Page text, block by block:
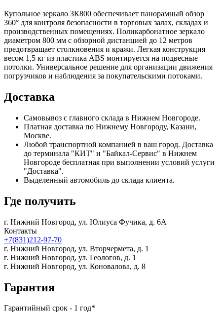
Купольное зеркало ЗК800 обеспечивает панорамный обзор
360° для контроля безопасности в торговых залах, складах и
производственных помещениях. Поликарбонатное зеркало
диаметром 800 мм с обзорной дистанцией до 12 метров
предотвращает столкновения и кражи. Легкая конструкция
весом 1,5 кг из пластика ABS монтируется на подвесные
потолки. Универсальное решение для организации движения
погрузчиков и наблюдения за покупательскими потоками.
Доставка
Самовывоз с главного склада в Нижнем Новгороде.
Платная доставка по Нижнему Новгороду, Казани,
Москве.
Любой транспортной компанией в ваш город. Доставка
до терминала "КИТ" и "Байкал-Сервис" в Нижнем
Новгороде бесплатная при выполнении условий услуги
"Доставка".
Выделенный автомобиль до склада клиента.
Где получить
г. Нижний Новгород, ул. Юлиуса Фучика, д. 6А
Контакты
+7(831)212-97-70
г. Нижний Новгород, ул. Вторчермета, д. 1
г. Нижний Новгород, ул. Геологов, д. 1
г. Нижний Новгород, ул. Коновалова, д. 8
Гарантия
Гарантийный срок - 1 год*